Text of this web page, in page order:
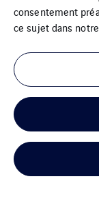
consentement
ce sujet dans notre